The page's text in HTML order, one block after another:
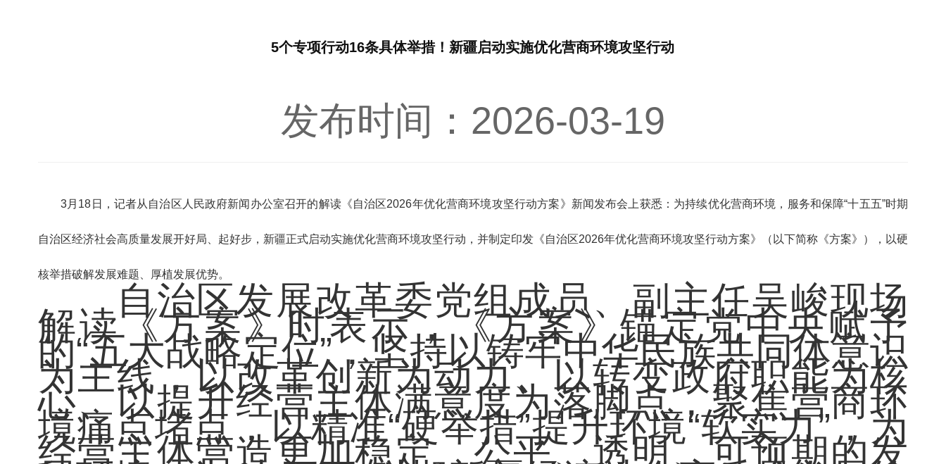
5个专项行动16条具体举措！新疆启动实施优化营商环境攻坚行动
发布时间：2026-03-19
3月18日，记者从自治区人民政府新闻办公室召开的解读《自治区2026年优化营商环境攻坚行动方案》新闻发布会上获悉：为持续优化营商环境，服务和保障“十五五”时期
自治区经济社会高质量发展开好局、起好步，新疆正式启动实施优化营商环境攻坚行动，并制定印发《自治区2026年优化营商环境攻坚行动方案》（以下简称《方案》），以硬
核举措破解发展难题、厚植发展优势。
自治区发展改革委党组成员、副主任吴峻现场
解读《方案》时表示，《方案》锚定党中央赋予
的“五大战略定位”，坚持以铸牢中华民族共同体意识
为主线，以改革创新为动力、以转变政府职能为核
心、以提升经营主体满意度为落脚点，聚焦营商环
境痛点堵点，以精准“硬举措”提升环境“软实力”，为
经营主体营造更加稳定、公平、透明、可预期的发